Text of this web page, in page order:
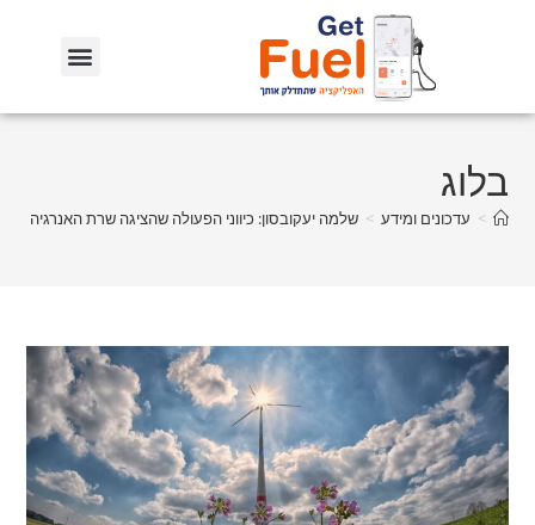
בלוג
> עדכונים ומידע > שלמה יעקובסון: כיווני הפעולה שהציגה שרת האנרגיה